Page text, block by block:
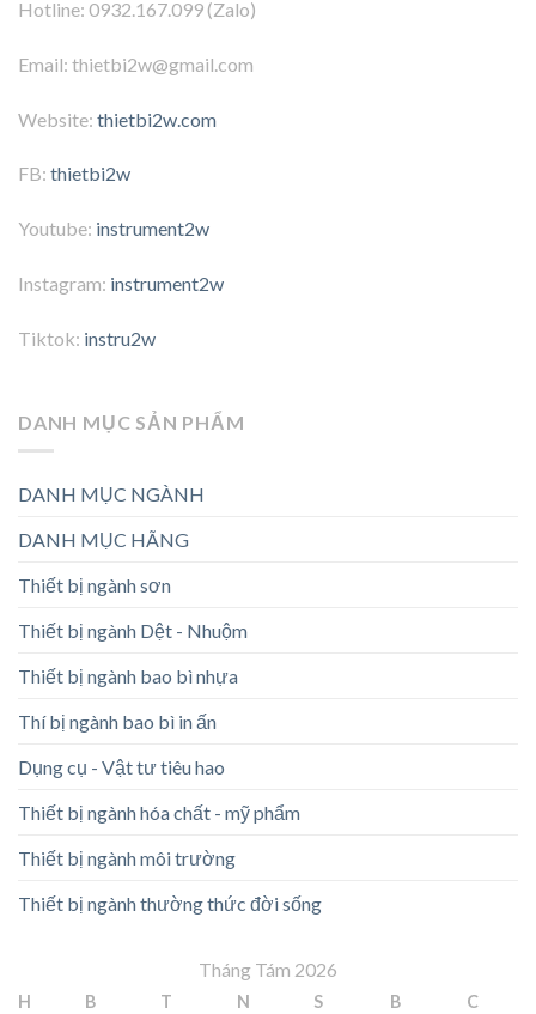
Hotline: 0932.167.099 (Zalo)
Email: thietbi2w@gmail.com
Website: thietbi2w.com
FB: thietbi2w
Youtube: instrument2w
Instagram: instrument2w
Tiktok: instru2w
DANH MỤC SẢN PHẨM
DANH MỤC NGÀNH
DANH MỤC HÃNG
Thiết bị ngành sơn
Thiết bị ngành Dệt - Nhuộm
Thiết bị ngành bao bì nhựa
Thí bị ngành bao bì in ấn
Dụng cụ - Vật tư tiêu hao
Thiết bị ngành hóa chất - mỹ phẩm
Thiết bị ngành môi trường
Thiết bị ngành thường thức đời sống
Tháng Tám 2026
H B T N S B C